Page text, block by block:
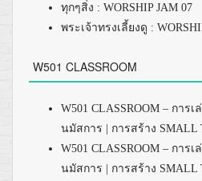
ทุกๆสิ่ง : WORSHIP JAM 07
พระเจ้าทรงเลี้ยงดู :
W501 CLASSROOM
W501 CLASSROOM – การ
นมัสการ | การสร้าง SMALL
W501 CLASSROOM – การ
นมัสการ | การสร้าง SMALL